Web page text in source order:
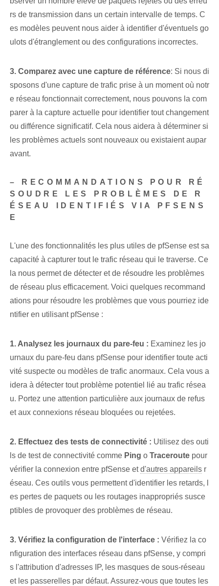
rs de transmission dans un certain intervalle de temps. C
es modèles peuvent nous aider à identifier d'éventuels go
ulots d'étranglement ou des configurations incorrectes.
3. Comparez avec une capture de référence: Si nous di
sposons d'une capture de trafic prise à un moment où notr
e réseau fonctionnait correctement, nous pouvons la com
parer à la capture actuelle pour identifier tout changement
ou différence significatif. Cela nous aidera à déterminer si
les problèmes actuels sont nouveaux ou existaient aupar
avant.
– RECOMMANDATIONS POUR RÉ
SOUDRE LES PROBLÈMES DE R
ÉSEAU IDENTIFIÉS VIA PFSENS
E
L'une des fonctionnalités les plus utiles de pfSense est sa
capacité à capturer tout le trafic réseau qui le traverse. Ce
la nous permet de détecter et de résoudre les problèmes
de réseau plus efficacement. Voici quelques recommand
ations pour résoudre les problèmes que vous pourriez ide
ntifier en utilisant pfSense :
1. Analysez les journaux du pare-feu : Examinez les jo
urnaux du pare-feu dans pfSense pour identifier toute acti
vité suspecte ou modèles de trafic anormaux. Cela vous a
idera à détecter tout problème potentiel lié au trafic résea
u. Portez une attention particulière aux journaux de refus
et aux connexions réseau bloquées ou rejetées.
2. Effectuez des tests de connectivité : Utilisez des outi
ls de test de connectivité comme Ping o Traceroute pour
vérifier la connexion entre pfSense etd'autres appareils r
éseau. Ces outils vous permettent d'identifier les retards, l
es pertes de paquets ou les routages inappropriés susce
ptibles de provoquer des problèmes de réseau.
3. Vérifiez la configuration de l'interface : Vérifiez la co
nfiguration des interfaces réseau dans pfSense, y compri
s l'attribution d'adresses IP, les masques de sous-réseau
et les passerelles par défaut. Assurez-vous que toutes les